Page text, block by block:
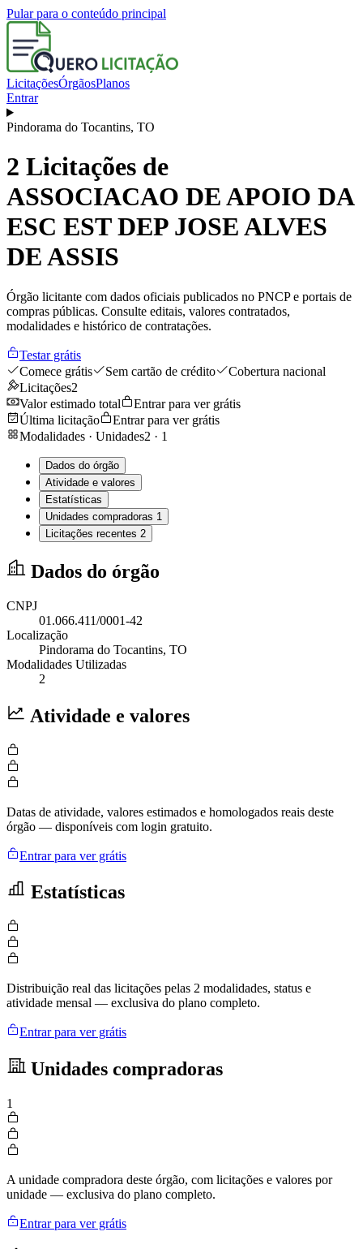
Pular para o conteúdo principal
LicitaçõesÓrgãosPlanos
Entrar
Pindorama do Tocantins, TO
2 Licitações de
ASSOCIACAO DE APOIO DA
ESC EST DEP JOSE ALVES
DE ASSIS
Órgão licitante com dados oficiais publicados no PNCP e portais de
compras públicas. Consulte editais, valores contratados,
modalidades e histórico de contratações.
Testar grátis
Comece grátis
Sem cartão de crédito
Cobertura nacional
Licitações2
Valor estimado total
Entrar para ver grátis
Última licitação
Entrar para ver grátis
Modalidades · Unidades2 · 1
Dados do órgão
Atividade e valores
Estatísticas
Unidades compradoras 1
Licitações recentes 2
Dados do órgão
CNPJ
01.066.411/0001-42
Localização
Pindorama do Tocantins, TO
Modalidades Utilizadas
2
Atividade e valores
Datas de atividade, valores estimados e homologados reais deste
órgão — disponíveis com login gratuito.
Entrar para ver grátis
Estatísticas
Distribuição real das licitações pelas 2 modalidades, status e
atividade mensal — exclusiva do plano completo.
Entrar para ver grátis
Unidades compradoras
1
A unidade compradora deste órgão, com licitações e valores por
unidade — exclusiva do plano completo.
Entrar para ver grátis